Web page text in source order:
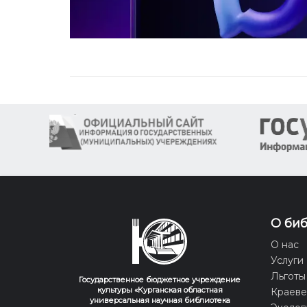
Государственное бюджетное учреждение
культуры «Курганская областная
универсальная научная библиотека
О
О нас
Услуги
Льготы